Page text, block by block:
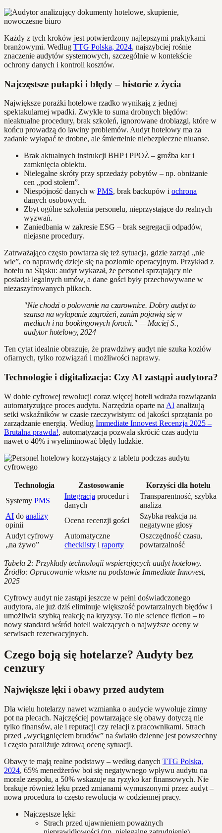
Każdy z tych kroków jest potwierdzony najlepszymi praktykami
branżowymi. Według TTG Polska, 2024, najszybciej rośnie
znaczenie audytów systemowych, szczególnie w kontekście
ochrony danych i kontroli kosztów.
Najczęstsze pułapki i błędy – historie z życia
Największe porażki hotelowe rzadko wynikają z jednej
spektakularnej wpadki. Zwykle to suma drobnych błędów:
nieaktualne procedury, brak szkoleń, ignorowane drobiazgi, które w
końcu prowadzą do lawiny problemów. Audyt hotelowy ma za
zadanie wyłapać te drobne, ale śmiertelnie niebezpieczne niuanse.
Brak aktualnych instrukcji BHP i PPOŻ – groźba kar i
zamknięcia obiektu.
Nielegalne skróty przy sprzedaży pobytów – np. obniżanie
cen „pod stołem”.
Niespójność danych w PMS, brak backupów i ochrona
danych osobowych.
Zbyt ogólne szkolenia personelu, nieprzystające do realnych
wyzwań.
Zaniedbania w zakresie ESG – brak segregacji odpadów,
niejasne procedury.
Zatrważająco często powtarza się też sytuacja, gdzie zarząd „nie
wie”, co naprawdę dzieje się na poziomie operacyjnym. Przykład z
hotelu na Śląsku: audyt wykazał, że personel sprzątający nie
posiadał legalnych umów, a dane gości były przechowywane w
niezaszyfrowanych plikach.
"Nie chodzi o polowanie na czarownice. Dobry audyt to
szansa na wyłapanie zagrożeń, zanim pojawią się w
mediach i na bookingowych forach." — Maciej S.,
audytor hotelowy, 2024
Ten cytat idealnie obrazuje, że prawdziwy audyt nie szuka kozłów
ofiarnych, tylko rozwiązań i możliwości naprawy.
Technologie i digitalizacja: Czy AI zastąpi audytora?
W dobie cyfrowej rewolucji coraz więcej hoteli wdraża rozwiązania
automatyzujące proces audytu. Narzędzia oparte na AI analizują
setki wskaźników w czasie rzeczywistym: od jakości sprzątania po
zarządzanie energią. Według Immediate Innovest Recenzja 2025 –
Brutalna prawda!, automatyzacja pozwala skrócić czas audytu
nawet o 40% i wyeliminować błędy ludzkie.
Technologia Zastosowanie
Korzyści dla hotelu
Systemy PMS
Integracja procedur i
danych
Transparentność, szybka
analiza
AI do analizy
opinii
Ocena recenzji gości
Szybka reakcja na
negatywne głosy
Audyt cyfrowy
„na żywo”
Automatyczne
checklisty i raporty
Oszczędność czasu,
powtarzalność
Tabela 2: Przykłady technologii wspierających audyt hotelowy.
Źródło: Opracowanie własne na podstawie Immediate Innovest,
2025
Cyfrowy audyt nie zastąpi jeszcze w pełni doświadczonego
audytora, ale już dziś eliminuje większość powtarzalnych błędów i
umożliwia szybką reakcję na kryzysy. To nie science fiction – to
nowy standard wśród hoteli walczących o najwyższe oceny w
serwisach rezerwacyjnych.
Czego boją się hotelarze? Audyty bez
cenzury
Największe lęki i obawy przed audytem
Dla wielu hotelarzy nawet wzmianka o audycie wywołuje zimny
pot na plecach. Najczęściej powtarzające się obawy dotyczą nie
tylko finansów, ale i reputacji czy relacji z pracownikami. Strach
przed „wyciągnięciem brudów” na światło dzienne jest powszechny
i często paraliżuje zdrową ocenę sytuacji.
Obawy te mają realne podstawy – według danych TTG Polska,
2024, 65% menedżerów boi się negatywnego wpływu audytu na
morale zespołu, a 50% wskazuje na ryzyko kar finansowych. Nie
brakuje również lęku przed zmianami wymuszonymi przez audyt –
nowa procedura to często rewolucja w codziennej pracy.
Najczęstsze lęki:
Strach przed ujawnieniem poważnych